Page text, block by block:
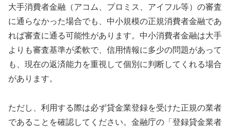
大手消費者金融（アコム、プロミス、アイフル等）の審査
に通らなかった場合でも、中小規模の正規消費者金融であ
れば審査に通る可能性があります。中小消費者金融は大手
よりも審査基準が柔軟で、信用情報に多少の問題があって
も、現在の返済能力を重視して個別に判断してくれる場合
があります。
ただし、利用する際は必ず貸金業登録を受けた正規の業者
であることを確認してください。金融庁の「登録貸金業者